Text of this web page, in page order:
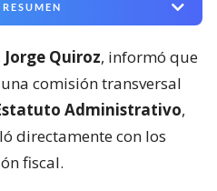
Jorge Quiroz, informó que
comisión transversal
Administrativo,
directamente con los
fiscal.